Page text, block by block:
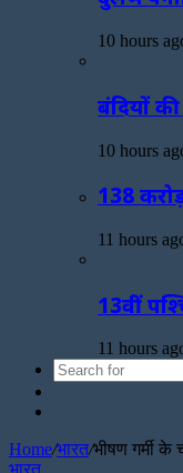
10 hours
बंदियों
10 hours
138
11 hours
13वीं
11 hours
Home/भारत/भीषण गर्मी के